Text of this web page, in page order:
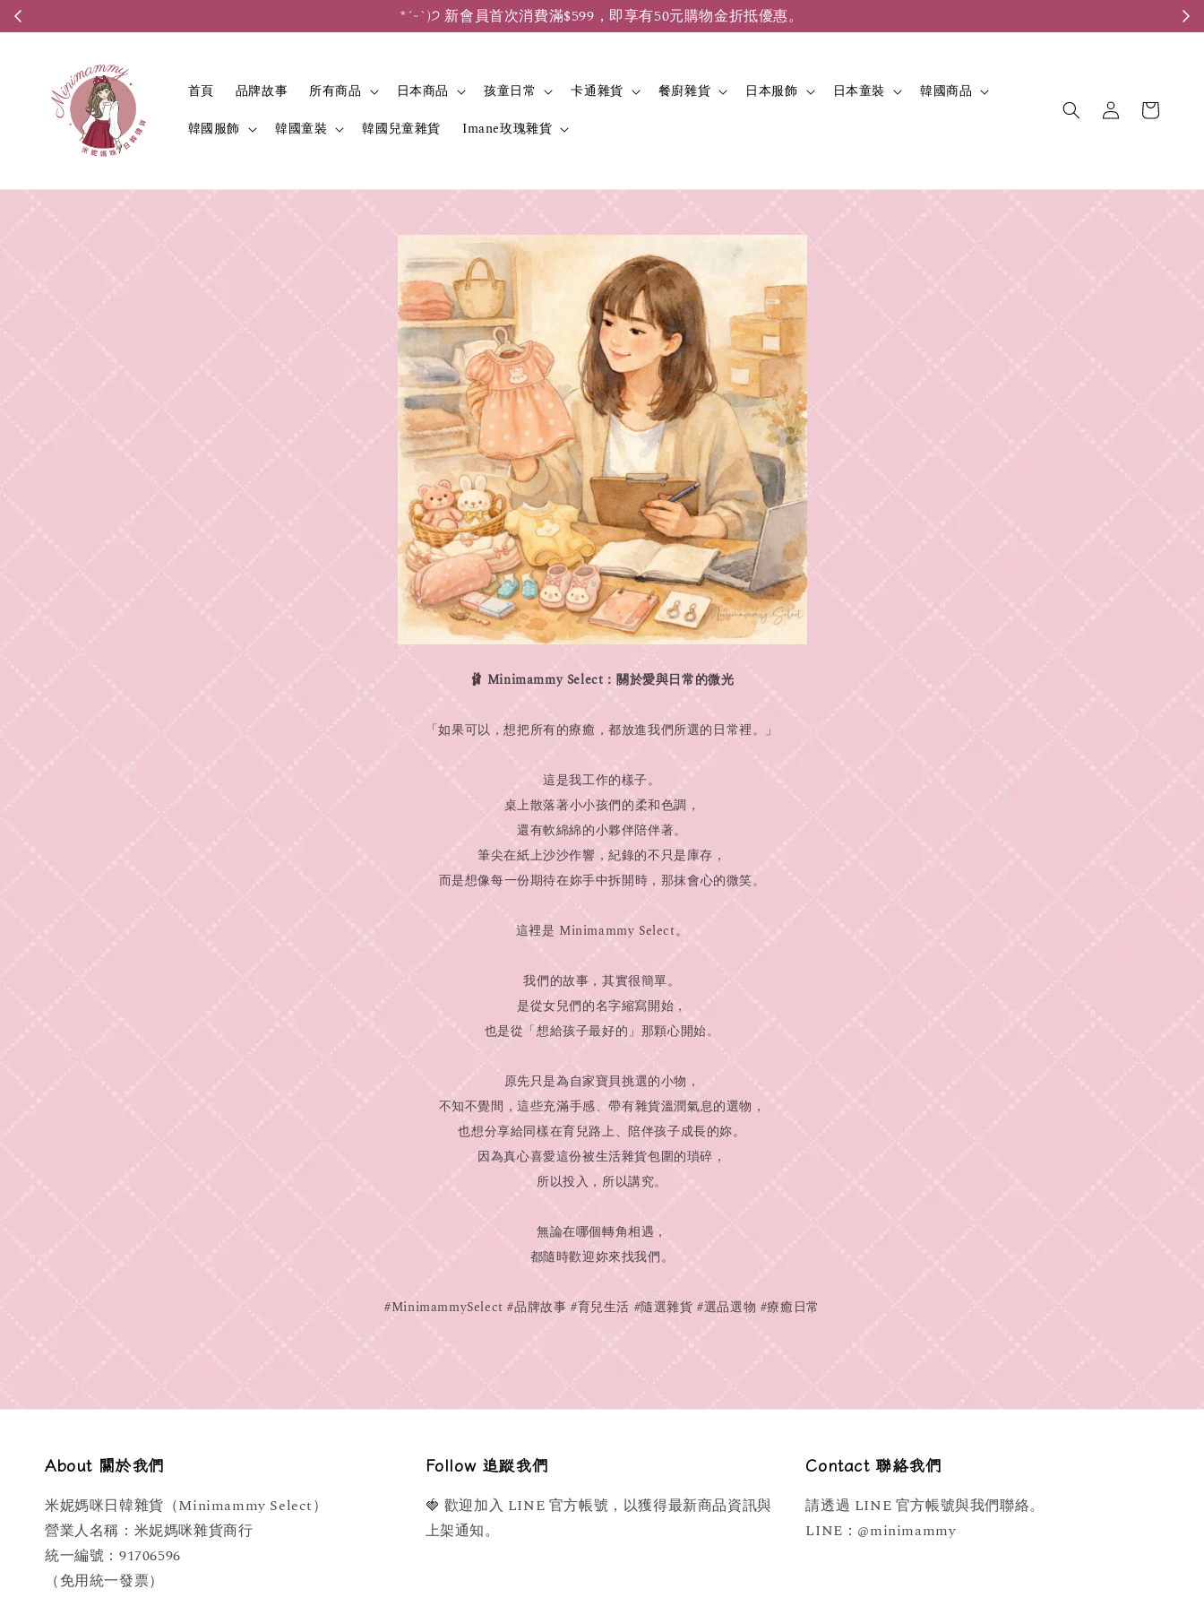
*ˊᵕˋ)੭ 新會員首次消費滿$599，即享有50元購物金折抵優惠。
首頁 品牌故事 所有商品 日本商品 孩童日常 卡通雜貨 餐廚雜貨 日本服飾 日本童裝
韓國商品
韓國服飾
韓國童裝 韓國兒童雜貨 Imane玫瑰雜貨
🩰 Minimammy Select：關於愛與日常的微光
「如果可以，想把所有的療癒，都放進我們所選的日常裡。」
這是我工作的樣子。
桌上散落著小小孩們的柔和色調，
還有軟綿綿的小夥伴陪伴著。
筆尖在紙上沙沙作響，紀錄的不只是庫存，
而是想像每一份期待在妳手中拆開時，那抹會心的微笑。
這裡是 Minimammy Select。
我們的故事，其實很簡單。
是從女兒們的名字縮寫開始，
也是從「想給孩子最好的」那顆心開始。
原先只是為自家寶貝挑選的小物，
不知不覺間，這些充滿手感、帶有雜貨溫潤氣息的選物，
也想分享給同樣在育兒路上、陪伴孩子成長的妳。
因為真心喜愛這份被生活雜貨包圍的瑣碎，
所以投入，所以講究。
無論在哪個轉角相遇，
都隨時歡迎妳來找我們。
#MinimammySelect #品牌故事 #育兒生活 #隨選雜貨 #選品選物 #療癒日常
About 關於我們
米妮媽咪日韓雜貨（Minimammy Select）
營業人名稱：米妮媽咪雜貨商行
統一編號：91706596
（免用統一發票）
Follow 追蹤我們
🍓 歡迎加入 LINE 官方帳號，以獲得最新商品資訊與
上架通知。
Contact 聯絡我們
請透過 LINE 官方帳號與我們聯絡。
LINE：@minimammy